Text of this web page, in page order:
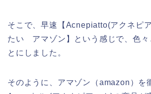
そこで、早速【Acnepiatto(アクネピ
たい アマゾン】という感じで、色々
とにしました。
そのように、アマゾン（amazon）を